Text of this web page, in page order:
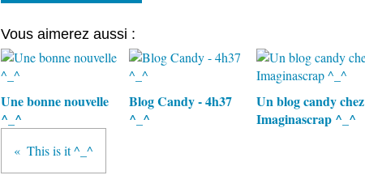
Vous aimerez aussi :
Une bonne nouvelle
^_^
Blog Candy - 4h37
^_^
Un blog candy chez
Imaginascrap ^_^
This is it ^_^